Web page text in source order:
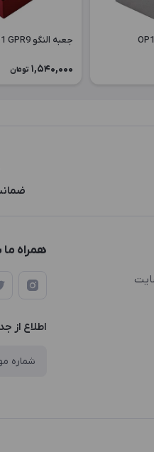
جعبه النگو OP1 GPR9
1,540,000 تومان
همراه ما
اطلاع از